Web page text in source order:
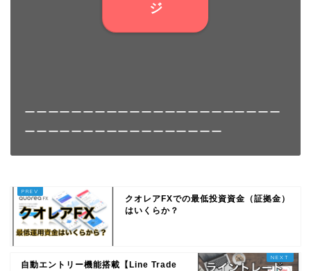
ジ
ーーーーーーーーーーーーーーーーーーーーーー
ーーーーーーーーーーーーーーーーー
クオレアFXでの最低投資資金（証拠金）
はいくらか？
自動エントリー機能搭載【Line Trade